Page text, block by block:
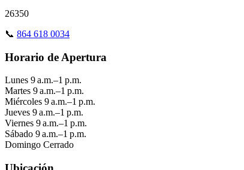
26350
📞 864 618 0034
Horario de Apertura
Lunes 9 a.m.–1 p.m.
Martes 9 a.m.–1 p.m.
Miércoles 9 a.m.–1 p.m.
Jueves 9 a.m.–1 p.m.
Viernes 9 a.m.–1 p.m.
Sábado 9 a.m.–1 p.m.
Domingo Cerrado